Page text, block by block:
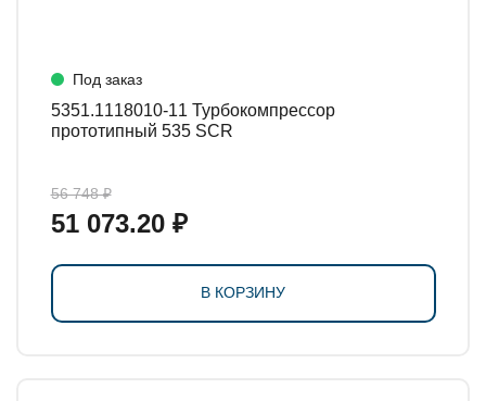
Под заказ
5351.1118010-11 Турбокомпрессор
прототипный 535 SCR
56 748 ₽
51 073.20 ₽
В КОРЗИНУ